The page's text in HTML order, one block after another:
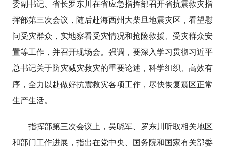
委副书记、省长罗东川在省应急指挥部召开省抗震救灾指
挥部第三次会议，随后赴海西州大柴旦地震灾区，看望慰
问受灾群众，实地察看受灾情况和抢险救援、受灾群众安
置等工作，并召开现场会。强调，要深入学习贯彻习近平
总书记关于防灾减灾救灾的重要论述，科学组织、高效有
序，全力以赴做好抗震救灾各项工作，尽快恢复震区正常
生产生活。
指挥部第三次会议上，吴晓军、罗东川听取相关地区
和部门工作进展，指出在党中央、国务院和国家有关部委